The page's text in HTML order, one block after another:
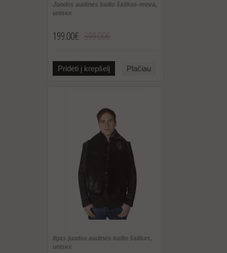
Juodos audinės kailio šalikas-mova,
unisex
199.00€
Pridėti į krepšelį Plačiau
Ilgas juodos audinės kailio šalikas,
unisex